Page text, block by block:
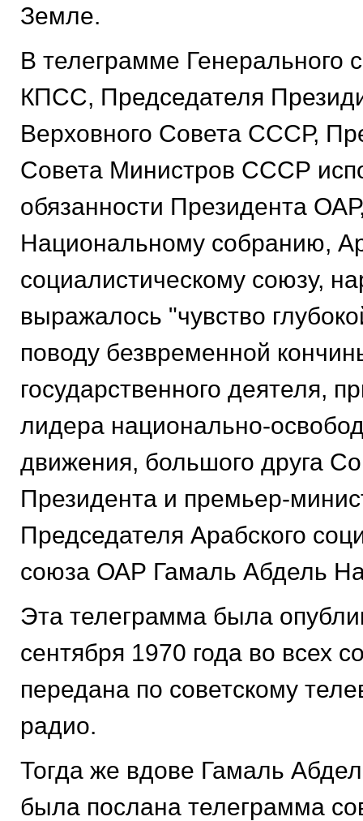
Земле.
В телеграмме Генерального
КПСС, Председателя
Верховного Совета СССР,
Совета Министров СССР
обязанности Президента
Национальному собранию,
социалистическому союзу,
выражалось "чувство
поводу безвременной
государственного деятеля,
лидера национально-
движения, большого друга
Президента и премьер-
Председателя Арабского
союза ОАР Гамаль Абдель
Эта телеграмма была
сентября 1970 года во всех
передана по советскому
радио.
Тогда же вдове Гамаль
была послана телеграмма